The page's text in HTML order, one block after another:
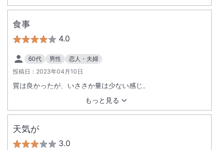
食事
4.0
60代 男性
恋人・夫婦
投稿日： 2023年04月10日
もっと見る
質は良かったが、いささか量は少ない感じ。
天気が
3.0